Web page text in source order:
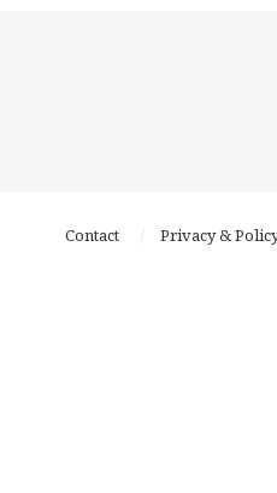
Privacy &
Contact